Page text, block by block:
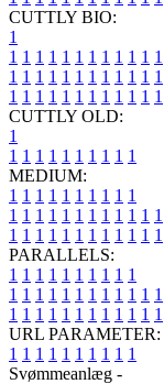
CUTTLY BIO:
1
1 1 1 1 1 1 1 1 1 1 1 1
1 1 1 1 1 1 1 1 1 1 1 1
1 1 1 1 1 1 1 1 1 1 1 1
CUTTLY OLD:
1
1 1 1 1 1 1 1 1 1 1
MEDIUM:
1 1 1 1 1 1 1 1 1 1
1 1 1 1 1 1 1 1 1 1 1 1
1 1 1 1 1 1 1 1 1 1 1 1
PARALLELS:
1 1 1 1 1 1 1 1 1 1
1 1 1 1 1 1 1 1 1 1 1 1
1 1 1 1 1 1 1 1 1 1 1 1
URL PARAMETER:
1 1 1 1 1 1 1 1 1 1
Svømmeanlæg -